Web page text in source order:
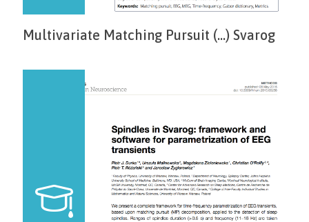
Multivariate Matching Pursuit (...) Svarog